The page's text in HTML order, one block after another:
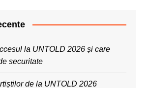
la UNTOLD 2026 și care
securitate
de la UNTOLD 2026